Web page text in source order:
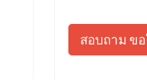
สอบถาม ข